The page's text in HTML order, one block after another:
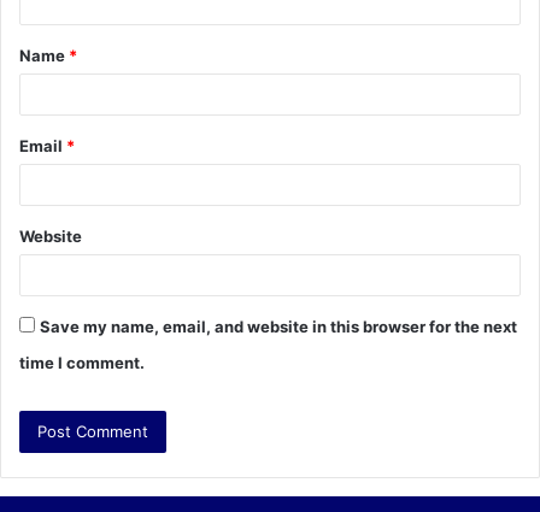
t
*
Name *
Email *
Website
Save my name, email, and website in this browser for the next
time I comment.